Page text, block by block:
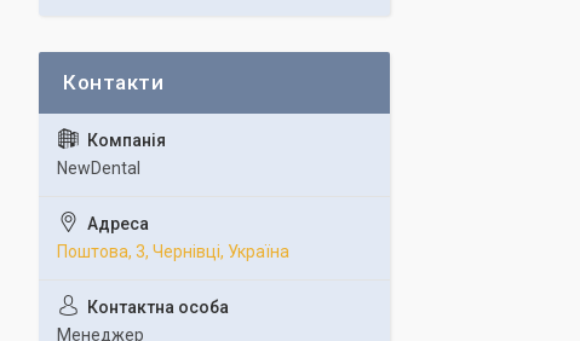
NewDental
Поштова, 3, Чернівці, Україна
Менеджер